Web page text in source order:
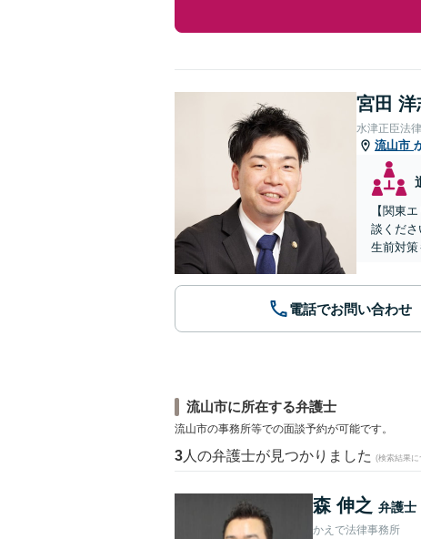
宮田 洋
水津正臣法
流山市
【関東
談くだ
生前対策
電話でお問い合わせ
流山市に所在する弁護士
流山市の事務所等での面談予約が可能です。
3 人の弁護士が見つかりました (検索結果に
森 伸之 弁護士
かえで法律事務所